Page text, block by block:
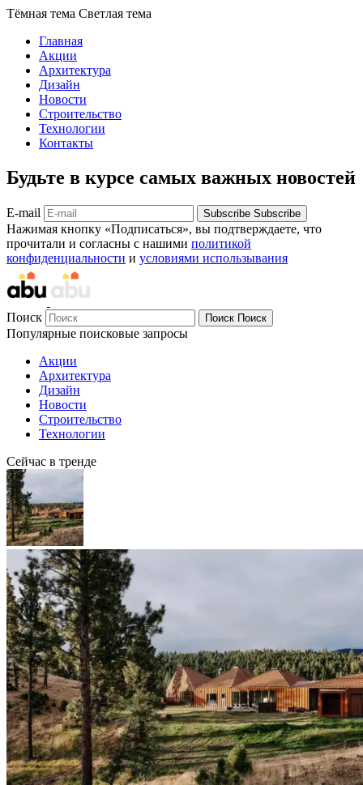
Тёмная тема Светлая тема
Главная
Акции
Архитектура
Дизайн
Новости
Строительство
Технологии
Контакты
Будьте в курсе самых важных новостей
E-mail Subscribe Subscribe
Нажимая кнопку «Подписаться», вы подтверждаете, что
прочитали и согласны с нашими политикой
конфиденциальности и условиями использывания
Поиск Поиск Поиск
Популярные поисковые запросы
Акции
Архитектура
Дизайн
Новости
Строительство
Технологии
Сейчас в тренде